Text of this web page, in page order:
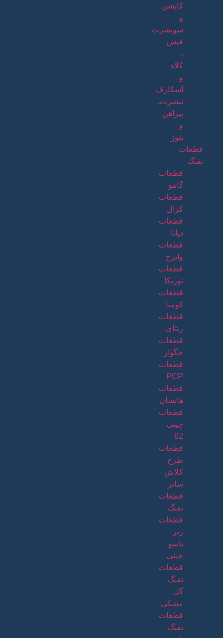
کاپشن
و
سویشرت
فیس
،
کلاه
و
اسکارف
تیشرت،
پیراهن
و
بلوز
قطعات
تفنگ
قطعات
گامو
قطعات
کرال
قطعات
دیانا
قطعات
وایرخ
قطعات
نوریکا
قطعات
کومتا
قطعات
ریتای
قطعات
جگوار
قطعات
PCP
قطعات
هاتسان
قطعات
چینی
62
قطعات
طرح
کلاش
سایر
قطعات
تفنگ
قطعات
زیر
تاشو
چینی
قطعات
تفنگ
گل
مشکی
قطعات
تفنگ